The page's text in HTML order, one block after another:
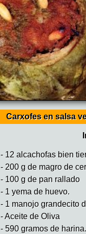
Carxofes en salsa
- 12 alcachofas bien
- 200 g de magro de
- 100 g de pan rallado
- 1 yema de huevo.
- 1 manojo grandecito
- Aceite de Oliva
- 590 gramos de harina.